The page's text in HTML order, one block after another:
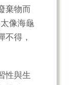
棄物而
像海龜
不得，
性與生